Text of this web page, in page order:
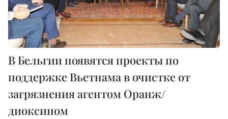
В Бельгии появятся проекты по
поддержке Вьетнама в очистке от
загрязнения агентом Оранж/
диоксином